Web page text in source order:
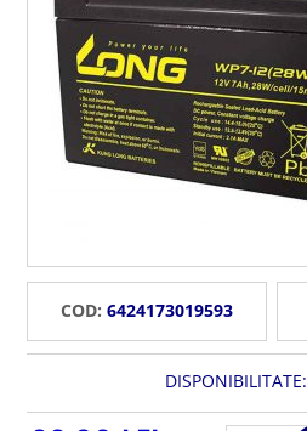
COD: 6424173019593
DISPONIBILITATE: